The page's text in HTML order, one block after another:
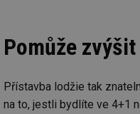
Pomůže
Přístavba lodžie tak
na to, jestli bydlíte ve 4+1